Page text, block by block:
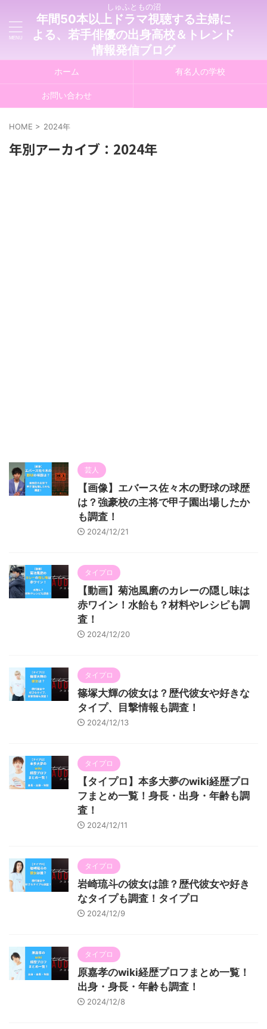
しゅふともの沼
年間50本以上ドラマ視聴する主婦に
よる、若手俳優の出身高校＆トレンド
情報発信ブログ
ホーム 有名人の学校
お問い合わせ
HOME > 2024年
年別アーカイブ：2024年
芸人
【画像】エバース佐々木の野球の球歴
は？強豪校の主将で甲子園出場したか
も調査！
2024/12/21
タイプロ
【動画】菊池風磨のカレーの隠し味は
赤ワイン！水飴も？材料やレシピも調
査！
2024/12/20
タイプロ
篠塚大輝の彼女は？歴代彼女や好きな
タイプ、目撃情報も調査！
2024/12/13
タイプロ
【タイプロ】本多大夢のwiki経歴プロ
フまとめ一覧！身長・出身・年齢も調
査！
2024/12/11
タイプロ
岩崎琉斗の彼女は誰？歴代彼女や好き
なタイプも調査！タイプロ
2024/12/9
タイプロ
原嘉孝のwiki経歴プロフまとめ一覧！
出身・身長・年齢も調査！
2024/12/8